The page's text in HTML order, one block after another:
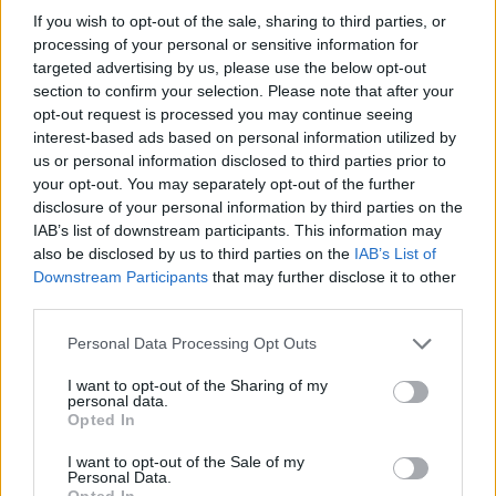
If you wish to opt-out of the sale, sharing to third parties, or
processing of your personal or sensitive information for
targeted advertising by us, please use the below opt-out
section to confirm your selection. Please note that after your
opt-out request is processed you may continue seeing
interest-based ads based on personal information utilized by
us or personal information disclosed to third parties prior to
your opt-out. You may separately opt-out of the further
disclosure of your personal information by third parties on the
IAB’s list of downstream participants. This information may
also be disclosed by us to third parties on the IAB’s List of
Downstream Participants that may further disclose it to other
Please note that this website/app uses one or more Google
not limited to your visit or usage behaviour. You may click to
grant or deny consent to Google and its third-party tags to
use your data for below specified purposes in below Google
consent section.
Personal Data Processing Opt Outs
I want to opt-out of the Sharing of my
personal data.
Opted In
I want to opt-out of the Sale of my
Personal Data.
További információkért és nagyobb felbontásért
kattintson vagy koppintson a képre.
Anime stílusú rajongói grafika, amelyen egy Tarnished
Black Knife páncélzatú alak látható, és egy hatalmas
Stonedigger Troll főellenséggel néz szembe egy izzó
földalatti barlangban, közvetlenül a harc előtt.
További információkért és nagyobb felbontásért